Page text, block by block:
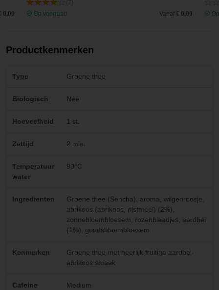
0,00
Op voorraad
Vanaf € 0,00
Productkenmerken
Type Groene thee
Biologisch Nee
Hoeveelheid 1 st.
Zettijd 2 min.
Temperatuur
water
90°C
Ingredienten
Groene thee (Sencha), aroma, wilgenroosje,
abrikoos (abrikoos, rijstmeel) (2%),
zonnebloembloesem, rozenblaadjes, aardbei
(1%), goudsbloembloesem
Kenmerken
Groene thee met heerlijk fruitige aardbei-
abrikoos smaak
Cafeine Medium